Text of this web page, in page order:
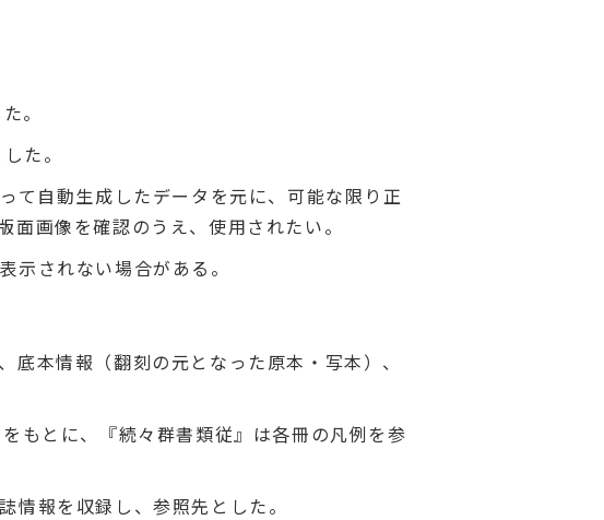
。
た。
て自動生成したデータを元に、可能な限り正
画像を確認のうえ、使用されたい。
されない場合がある。
本情報（翻刻の元となった原本・写本）、
もとに、『続々群書類従』は各冊の凡例を参
報を収録し、参照先とした。